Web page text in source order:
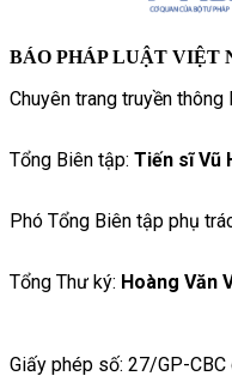
BÁO PHÁP LUẬT VIỆT
Chuyên trang truyền
Tổng Biên tập: Tiến sĩ Vũ
Phó Tổng Biên tập phụ
Tổng Thư ký: Hoàng Văn
Giấy phép số: 27/GP-